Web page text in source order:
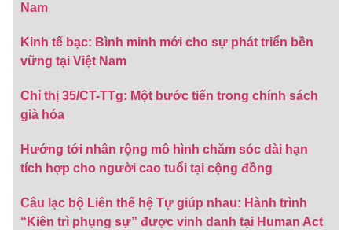
Nam
Kinh tế bạc: Bình minh mới cho sự phát triển bền
vững tại Việt Nam
Chỉ thị 35/CT-TTg: Một bước tiến trong chính sách
già hóa
Hướng tới nhân rộng mô hình chăm sóc dài hạn
tích hợp cho người cao tuổi tại cộng đồng
Câu lạc bộ Liên thế hệ Tự giúp nhau: Hành trình
“Kiên trì phụng sự” được vinh danh tại Human Act